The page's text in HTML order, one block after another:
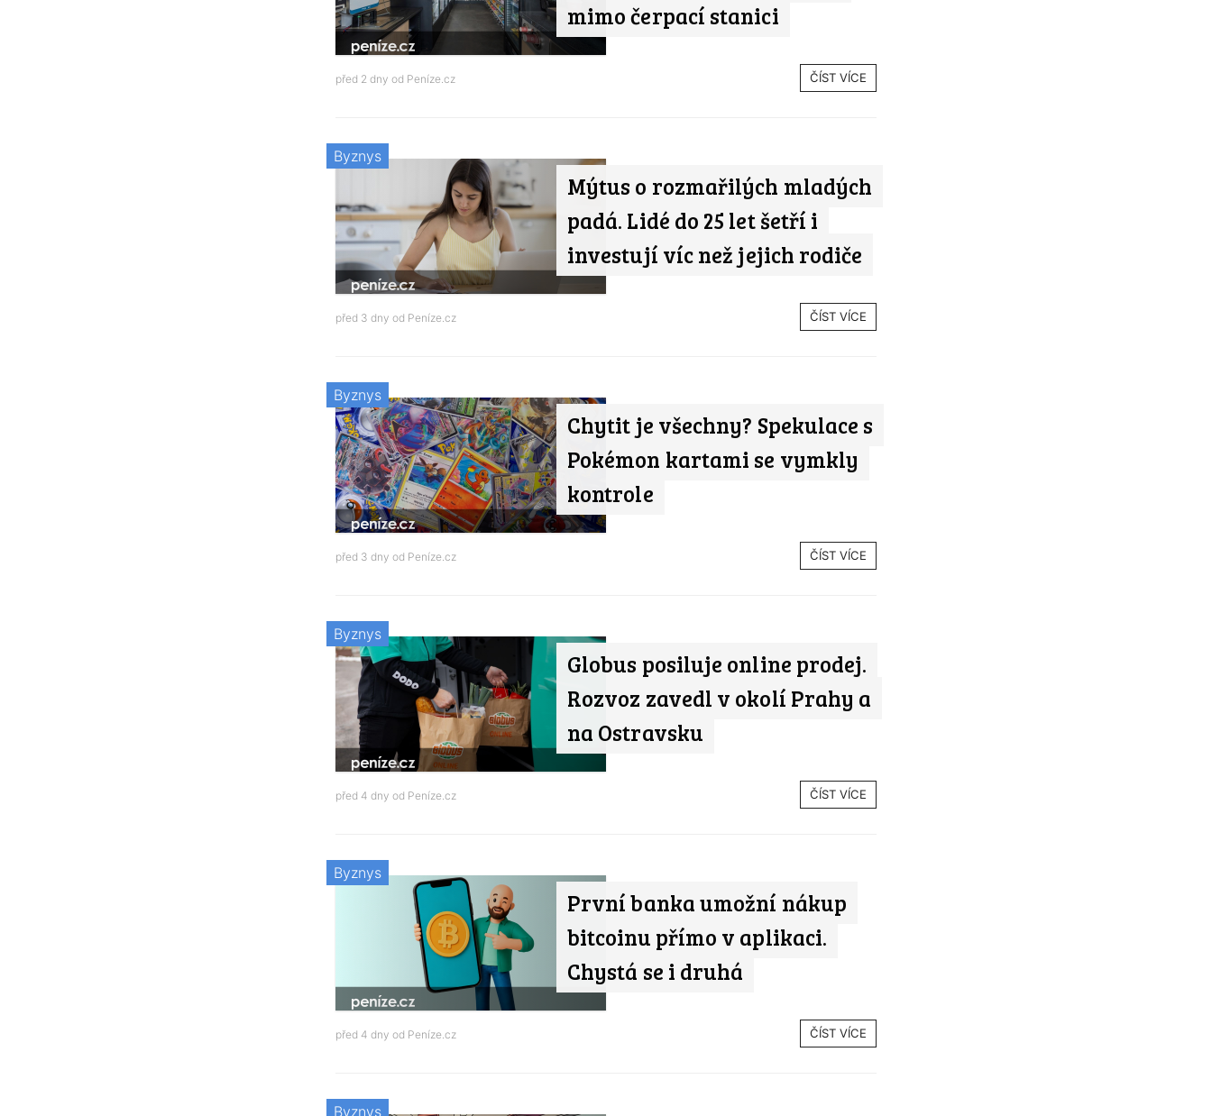
mimo čerpací stanici
před 2 dny od Peníze.cz ČÍST VÍCE
Mýtus o rozmařilých mladých
padá. Lidé do 25 let šetří i
investují víc než jejich rodiče
Byznys
před 3 dny od Peníze.cz ČÍST VÍCE
Chytit je všechny? Spekulace s
Pokémon kartami se vymkly
kontrole
Byznys
před 3 dny od Peníze.cz ČÍST VÍCE
Globus posiluje online prodej.
Rozvoz zavedl v okolí Prahy a
na Ostravsku
Byznys
před 4 dny od Peníze.cz ČÍST VÍCE
První banka umožní nákup
bitcoinu přímo v aplikaci.
Chystá se i druhá
Byznys
před 4 dny od Peníze.cz ČÍST VÍCE
Byznys